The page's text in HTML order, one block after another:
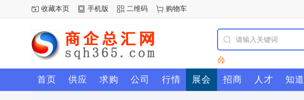
收藏本页 手机版 二维码 购物车
首页 供应 求购 公司 行情 展会 招商 人才 知道